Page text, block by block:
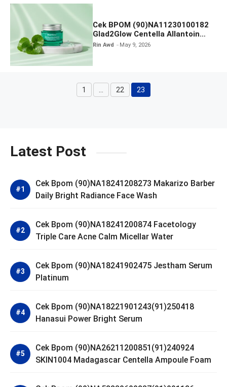
Cek BPOM (90)NA11230100182
Glad2Glow Centella Allantoin
Soothing Gel Moisturizer
Rin Awd May 9, 2026
Page
1 Page
22 Page
23
Latest Post
Cek Bpom (90)NA18241208273 Makarizo Barber
Daily Bright Radiance Face Wash
Cek Bpom (90)NA18241200874 Facetology
Triple Care Acne Calm Micellar Water
Cek Bpom (90)NA18241902475 Jestham Serum
Platinum
Cek Bpom (90)NA18221901243(91)250418
Hanasui Power Bright Serum
Cek Bpom (90)NA26211200851(91)240924
SKIN1004 Madagascar Centella Ampoule Foam